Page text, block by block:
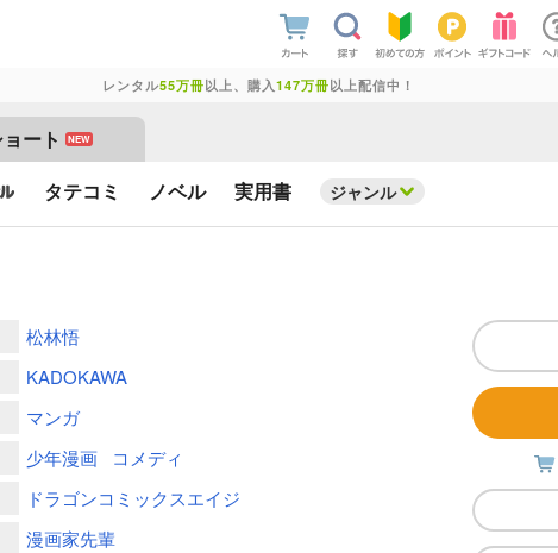
レンタル55万冊以上、購入 147万冊以上配信中！
ート NEW
タテコミ ノベル 実用書 ジャンル
松林悟
KADOKAWA
マンガ
少年漫画 コメディ
ドラゴンコミックスエイジ
漫画家先輩